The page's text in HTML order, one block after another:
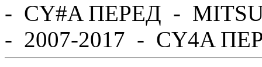
- CY#A ПЕРЕД -
- 2007-2017 - CY4A